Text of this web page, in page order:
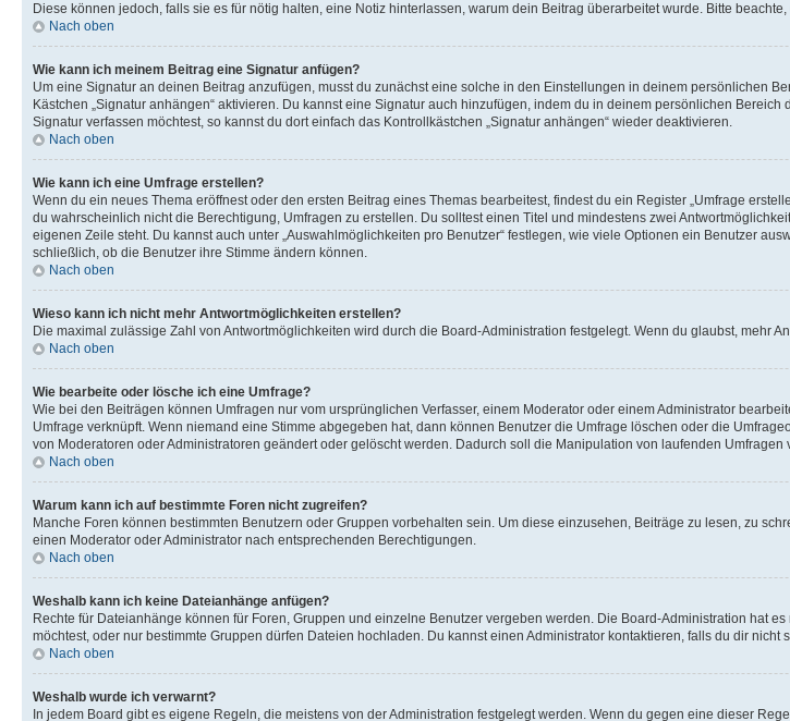
Diese können jedoch, falls sie es für nötig halten, eine Notiz hinterlassen, warum dein Beitrag überarbeitet wurde. Bitte
Nach oben
Wie kann ich meinem Beitrag eine Signatur anfügen?
Um eine Signatur an deinen Beitrag anzufügen, musst du zunächst eine solche in den Einstellungen in deinem persönlichen
Kästchen „Signatur anhängen“ aktivieren. Du kannst eine Signatur auch hinzufügen, indem du in deinem persönlichen
Signatur verfassen möchtest, so kannst du dort einfach das Kontrollkästchen „Signatur anhängen“ wieder deaktivieren.
Nach oben
Wie kann ich eine Umfrage erstellen?
Wenn du ein neues Thema eröffnest oder den ersten Beitrag eines Themas bearbeitest, findest du ein Register „Umfrage
du wahrscheinlich nicht die Berechtigung, Umfragen zu erstellen. Du solltest einen Titel und mindestens zwei
eigenen Zeile steht. Du kannst auch unter „Auswahlmöglichkeiten pro Benutzer“ festlegen, wie viele Optionen ein Benutzer
schließlich, ob die Benutzer ihre Stimme ändern können.
Nach oben
Wieso kann ich nicht mehr Antwortmöglichkeiten erstellen?
Die maximal zulässige Zahl von Antwortmöglichkeiten wird durch die Board-Administration festgelegt. Wenn du glaubst, mehr
Nach oben
Wie bearbeite oder lösche ich eine Umfrage?
Wie bei den Beiträgen können Umfragen nur vom ursprünglichen Verfasser, einem Moderator oder einem Administrator
Umfrage verknüpft. Wenn niemand eine Stimme abgegeben hat, dann können Benutzer die Umfrage löschen oder die
von Moderatoren oder Administratoren geändert oder gelöscht werden. Dadurch soll die Manipulation von laufenden Umfragen
Nach oben
Warum kann ich auf bestimmte Foren nicht zugreifen?
Manche Foren können bestimmten Benutzern oder Gruppen vorbehalten sein. Um diese einzusehen, Beiträge zu lesen, zu
einen Moderator oder Administrator nach entsprechenden Berechtigungen.
Nach oben
Weshalb kann ich keine Dateianhänge anfügen?
Rechte für Dateianhänge können für Foren, Gruppen und einzelne Benutzer vergeben werden. Die Board-Administration hat
möchtest, oder nur bestimmte Gruppen dürfen Dateien hochladen. Du kannst einen Administrator kontaktieren, falls du dir
Nach oben
Weshalb wurde ich verwarnt?
In jedem Board gibt es eigene Regeln, die meistens von der Administration festgelegt werden. Wenn du gegen eine dieser